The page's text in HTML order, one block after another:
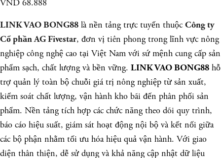
VND 68.888
LINK VAO BONG88 là nền tảng trực tuyến thuộc Công ty
Cổ phần AG Fivestar, đơn vị tiên phong trong lĩnh vực nông
nghiệp công nghệ cao tại Việt Nam với sứ mệnh cung cấp sản
phẩm sạch, chất lượng và bền vững. LINK VAO BONG88 hỗ
trợ quản lý toàn bộ chuỗi giá trị nông nghiệp từ sản xuất,
kiểm soát chất lượng, vận hành kho bãi đến phân phối sản
phẩm. Nền tảng tích hợp các chức năng theo dõi quy trình,
báo cáo hiệu suất, giám sát hoạt động nội bộ và kết nối giữa
các bộ phận nhằm tối ưu hóa hiệu quả vận hành. Với giao
diện thân thiện, dễ sử dụng và khả năng cập nhật dữ liệu